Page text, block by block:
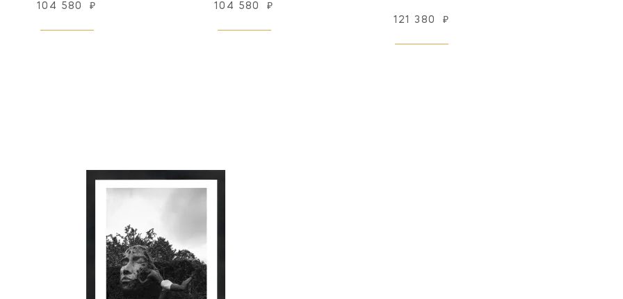
104 580 ₽ 104 580 ₽
121 380 ₽